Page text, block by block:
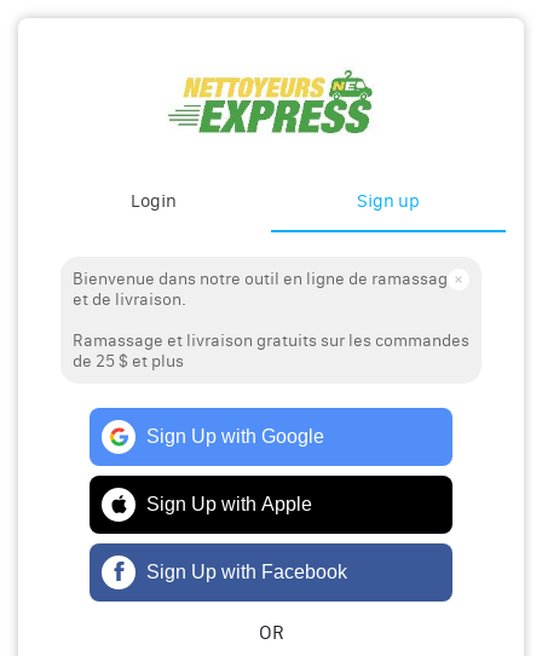
Login Sign up
Bienvenue dans notre outil en ligne de ramassage
et de livraison.
Ramassage et livraison gratuits sur les commandes
de 25 $ et plus
Sign Up with Google
Sign Up with Apple
Sign Up with Facebook
OR